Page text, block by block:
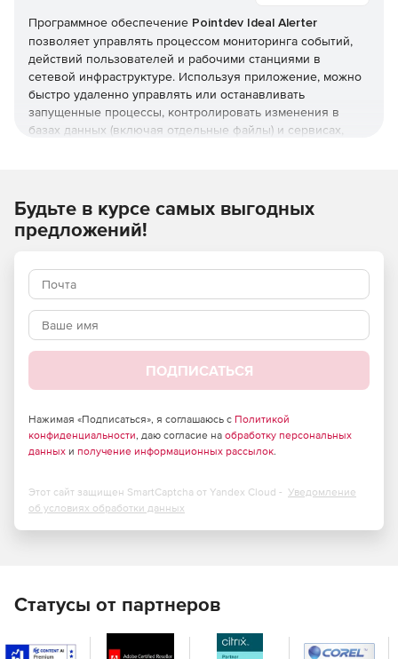
Программное обеспечение Pointdev Ideal Alerter
позволяет управлять процессом мониторинга событий,
действий пользователей и рабочими станциями в
сетевой инфраструктуре. Используя приложение, можно
быстро удаленно управлять или останавливать
запущенные процессы, контролировать изменения в
базах данных (включая отдельные файлы) и сервисах,
процессов, сервисов, пользовательских сессий,
программного обеспечения, жестких дисков, журналов
Для каждого события можно задавать параметры и
сценарий с целью автоматического выполнения команд.
Будьте в курсе самых выгодных
предложений!
ПОДПИСАТЬСЯ
Нажимая «Подписаться», я соглашаюсь с Политикой
конфиденциальности, даю согласие на обработку персональных
данных и получение информационных рассылок.
Этот сайт защищен SmartCaptcha от Yandex Cloud - Уведомление
об условиях обработки данных
Статусы от партнеров